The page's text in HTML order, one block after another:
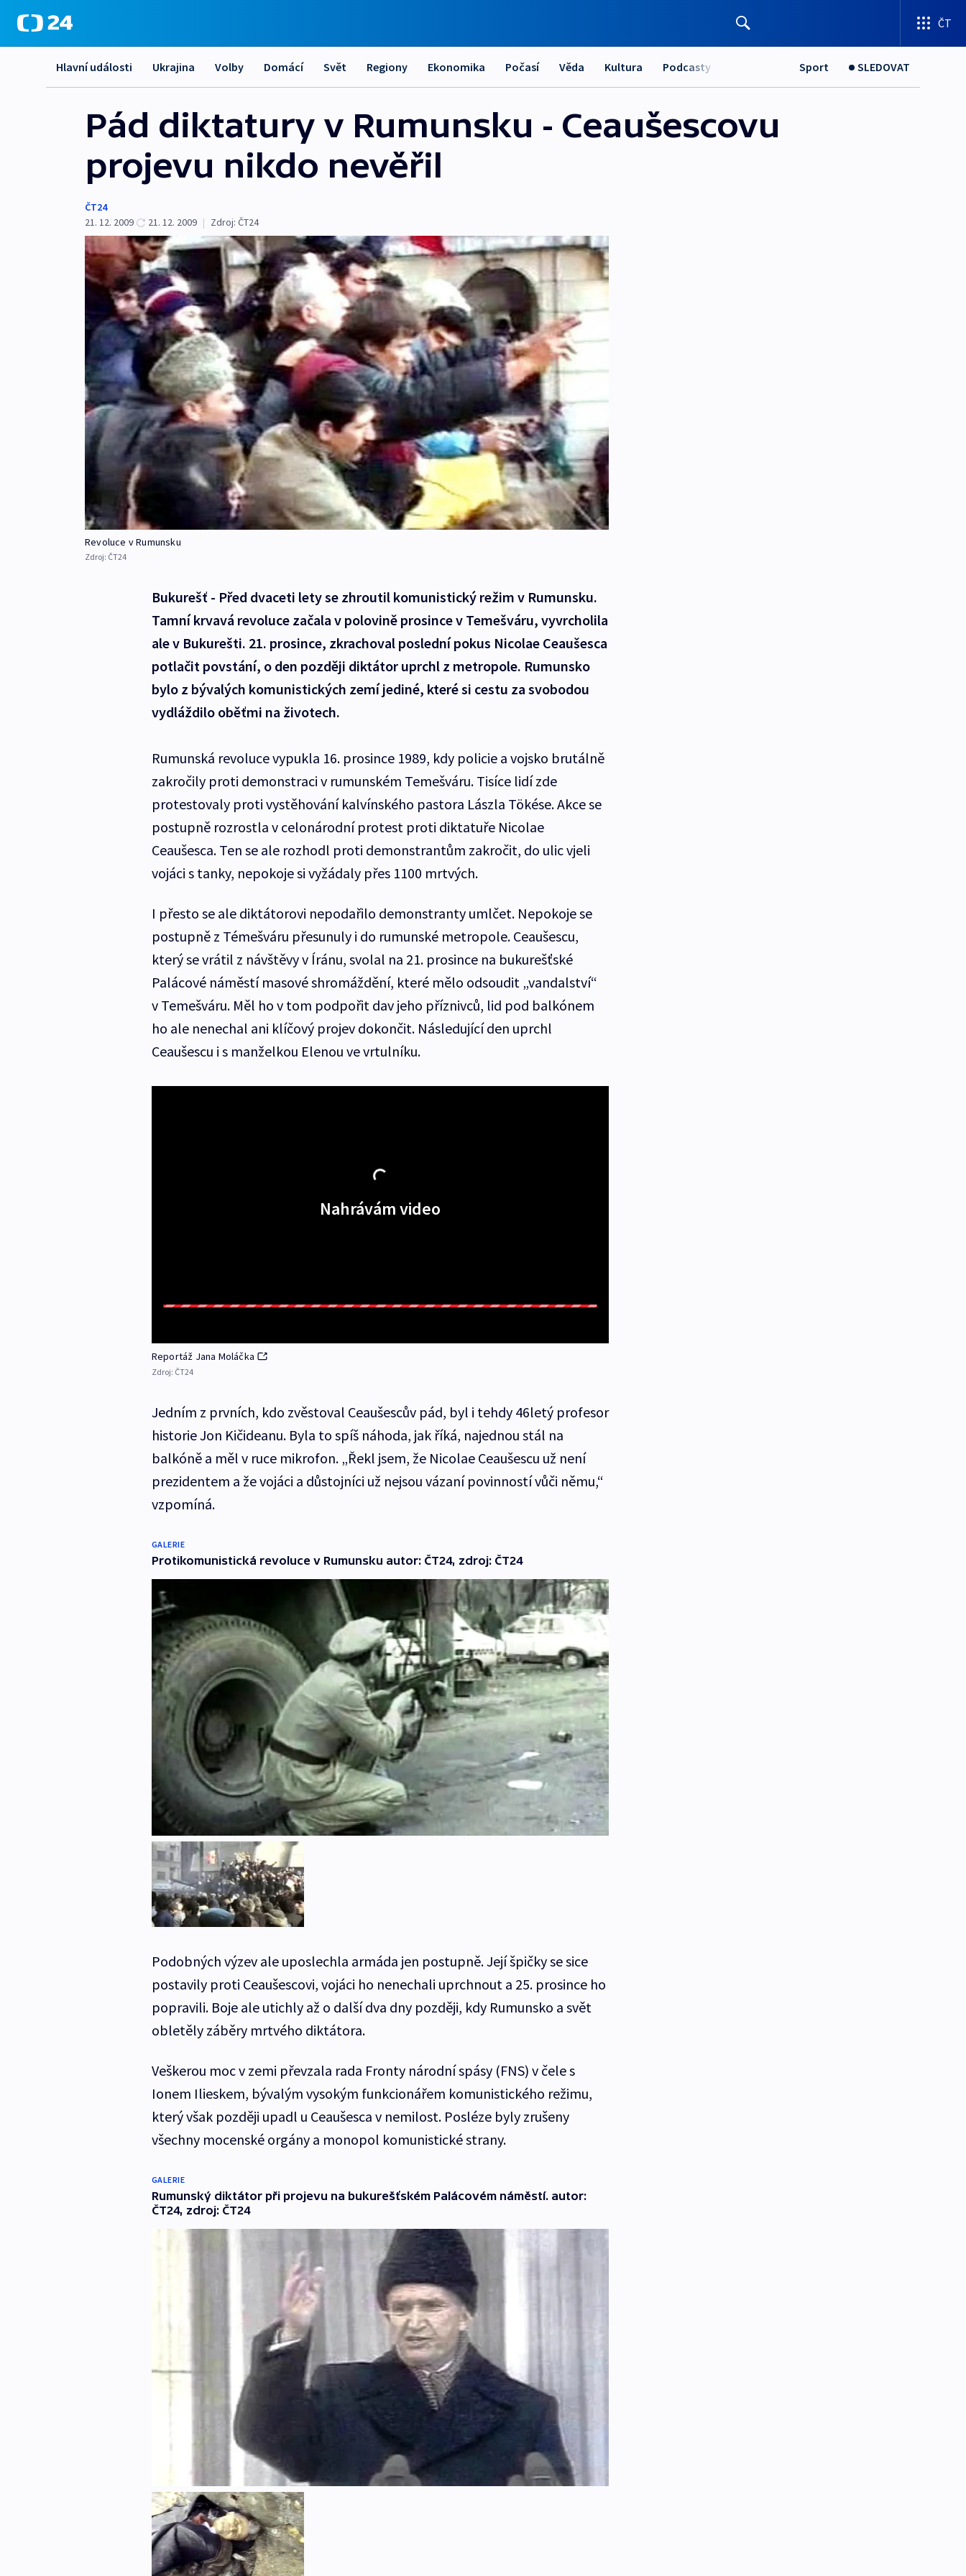
ČT
Hlavní události Ukrajina Volby Domácí Svět Regiony Ekonomika Počasí Věda Kultura Podcasty Sport SLEDOVAT
Pád diktatury v Rumunsku - Ceaušescovu
projevu nikdo nevěřil
ČT24
21. 12. 2009
21. 12. 2009 | Zdroj: ČT24
Revoluce v Rumunsku
Zdroj: ČT24
Bukurešť - Před dvaceti lety se zhroutil komunistický režim v Rumunsku.
Tamní krvavá revoluce začala v polovině prosince v Temešváru, vyvrcholila
ale v Bukurešti. 21. prosince, zkrachoval poslední pokus Nicolae Ceaušesca
potlačit povstání, o den později diktátor uprchl z metropole. Rumunsko
bylo z bývalých komunistických zemí jediné, které si cestu za svobodou
vydláždilo oběťmi na životech.
Rumunská revoluce vypukla 16. prosince 1989, kdy policie a vojsko brutálně
zakročily proti demonstraci v rumunském Temešváru. Tisíce lidí zde
protestovaly proti vystěhování kalvínského pastora Lászla Tökése. Akce se
postupně rozrostla v celonárodní protest proti diktatuře Nicolae
Ceaušesca. Ten se ale rozhodl proti demonstrantům zakročit, do ulic vjeli
vojáci s tanky, nepokoje si vyžádaly přes 1100 mrtvých.
I přesto se ale diktátorovi nepodařilo demonstranty umlčet. Nepokoje se
postupně z Témešváru přesunuly i do rumunské metropole. Ceaušescu,
který se vrátil z návštěvy v Íránu, svolal na 21. prosince na bukurešťské
Palácové náměstí masové shromáždění, které mělo odsoudit „vandalství“
v Temešváru. Měl ho v tom podpořit dav jeho příznivců, lid pod balkónem
ho ale nenechal ani klíčový projev dokončit. Následující den uprchl
Ceaušescu i s manželkou Elenou ve vrtulníku.
Nahrávám video
Reportáž Jana Moláčka
Zdroj: ČT24
Jedním z prvních, kdo zvěstoval Ceaušescův pád, byl i tehdy 46letý profesor
historie Jon Kičideanu. Byla to spíš náhoda, jak říká, najednou stál na
balkóně a měl v ruce mikrofon. „Řekl jsem, že Nicolae Ceaušescu už není
prezidentem a že vojáci a důstojníci už nejsou vázaní povinností vůči němu,“
vzpomíná.
GALERIE
Protikomunistická revoluce v Rumunsku autor: ČT24, zdroj: ČT24
Podobných výzev ale uposlechla armáda jen postupně. Její špičky se sice
postavily proti Ceaušescovi, vojáci ho nenechali uprchnout a 25. prosince ho
popravili. Boje ale utichly až o další dva dny později, kdy Rumunsko a svět
obletěly záběry mrtvého diktátora.
Veškerou moc v zemi převzala rada Fronty národní spásy (FNS) v čele s
Ionem Ilieskem, bývalým vysokým funkcionářem komunistického režimu,
který však později upadl u Ceaušesca v nemilost. Posléze byly zrušeny
všechny mocenské orgány a monopol komunistické strany.
GALERIE
Rumunský diktátor při projevu na bukurešťském Palácovém náměstí. autor:
ČT24, zdroj: ČT24